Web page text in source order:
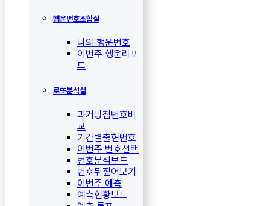
행운번호조합실
나의 행운번호
이번주 행운리포
트
로또분석실
과거당첨번호비
교
기간별출현번호
이번주 번호선택
번호분석보드
번호뒤짚어보기
이번주 예측
예측현황보드